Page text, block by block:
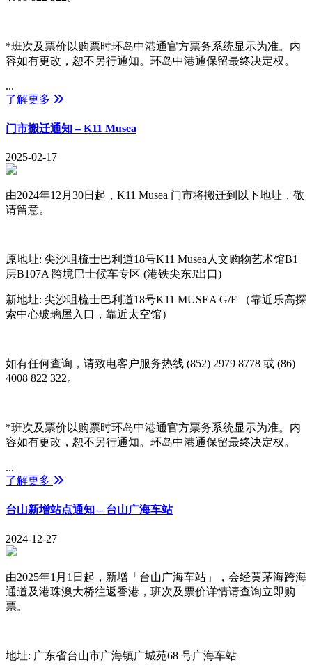
*班次及票价以购票时环岛中港通官方票务系统显示为准。内
容如有更改，恕不另行通知。环岛中港通保留最终决定权。
...
了解更多
门市搬迁通知 – K11 Musea
2025-02-17
由2024年12月30日起，K11 Musea 门市将搬迁到以下地址，敬
请留意。
原地址: 尖沙咀梳士巴利道18号K11 Musea人文购物艺术馆B1
层B107A 跨境巴士候车专区 (港铁尖东J出口)
新地址: 尖沙咀梳士巴利道18号K11 MUSEA G/F （靠近乐高探
索中心玻璃屋入口，靠近太空馆）
如有任何查询，请致电客户服务热线 (852) 2979 8778 或 (86)
4008 822 322。
*班次及票价以购票时环岛中港通官方票务系统显示为准。内
容如有更改，恕不另行通知。环岛中港通保留最终决定权。
...
了解更多
台山新增站点通知 – 台山广海车站
2024-12-27
由2025年1月1日起，新增「台山广海车站」，会经黄茅海跨海
通道及港珠澳大桥往返香港，班次及票价详情请查询立即购
票。
地址: 广东省台山市广海镇广城苑68 号广海车站